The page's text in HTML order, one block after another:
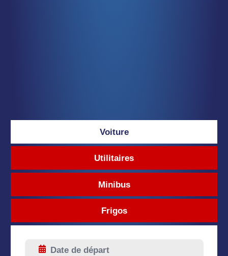
Voiture
Utilitaires
Minibus
Frigos